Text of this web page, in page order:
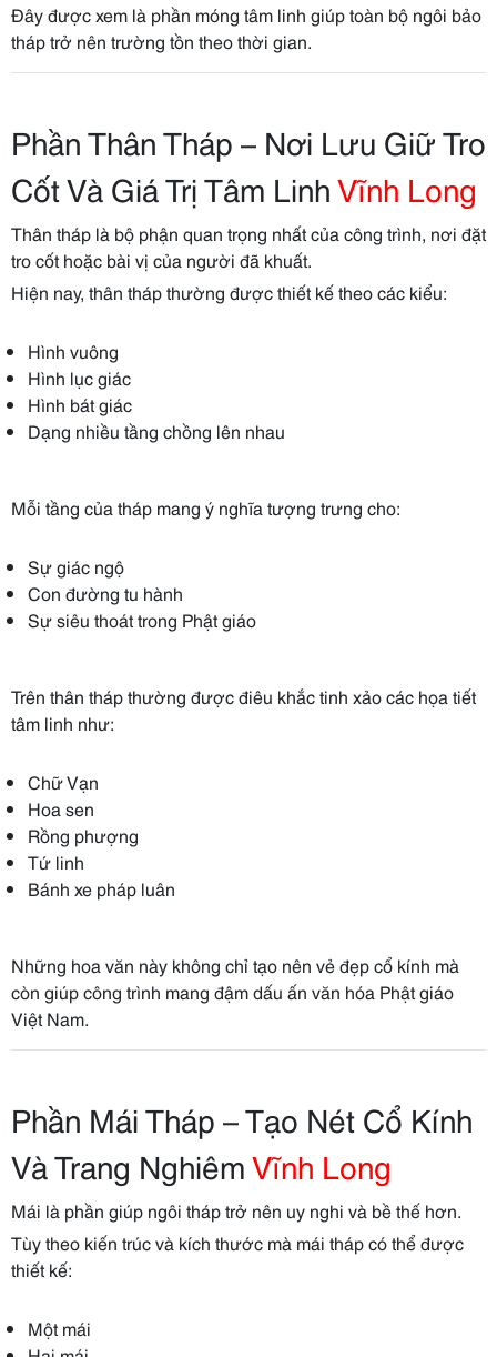
Đây được xem là phần móng tâm linh giúp toàn bộ ngôi bảo
tháp trở nên trường tồn theo thời gian.
Phần Thân Tháp – Nơi Lưu Giữ Tro
Cốt Và Giá Trị Tâm LinhVĩnh Long
Thân tháp là bộ phận quan trọng nhất của công trình, nơi đặt
tro cốt hoặc bài vị của người đã khuất.
Hiện nay, thân tháp thường được thiết kế theo các kiểu:
Hình vuông
Hình lục giác
Hình bát giác
Dạng nhiều tầng chồng lên nhau
Mỗi tầng của tháp mang ý nghĩa tượng trưng cho:
Sự giác ngộ
Con đường tu hành
Sự siêu thoát trong Phật giáo
Trên thân tháp thường được điêu khắc tinh xảo các họa tiết
tâm linh như:
Chữ Vạn
Hoa sen
Rồng phượng
Tứ linh
Bánh xe pháp luân
Những hoa văn này không chỉ tạo nên vẻ đẹp cổ kính mà
còn giúp công trình mang đậm dấu ấn văn hóa Phật giáo
Việt Nam.
Phần Mái Tháp – Tạo Nét Cổ Kính
Và Trang NghiêmVĩnh Long
Mái là phần giúp ngôi tháp trở nên uy nghi và bề thế hơn.
Tùy theo kiến trúc và kích thước mà mái tháp có thể được
thiết kế:
Một mái